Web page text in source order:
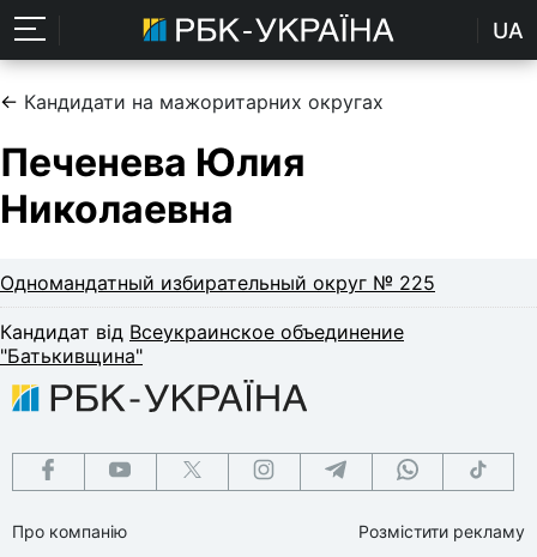
UA
← Кандидати на мажоритарних округах
Печенева Юлия
Николаевна
Одномандатный избирательный округ № 225
Кандидат від Всеукраинское объединение
"Батькивщина"
Про компанію
Розмістити рекламу